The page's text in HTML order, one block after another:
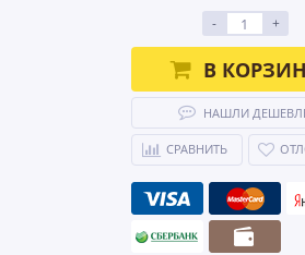
-
+
В
НАШЛИ
СРАВНИТЬ